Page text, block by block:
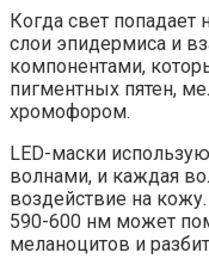
Когда свет попадает
слои эпидермиса и
компонентами,
пигментных пятен,
хромофором.
LED-маски
волнами, и каждая
воздействие на
590-600 нм может
меланоцитов и